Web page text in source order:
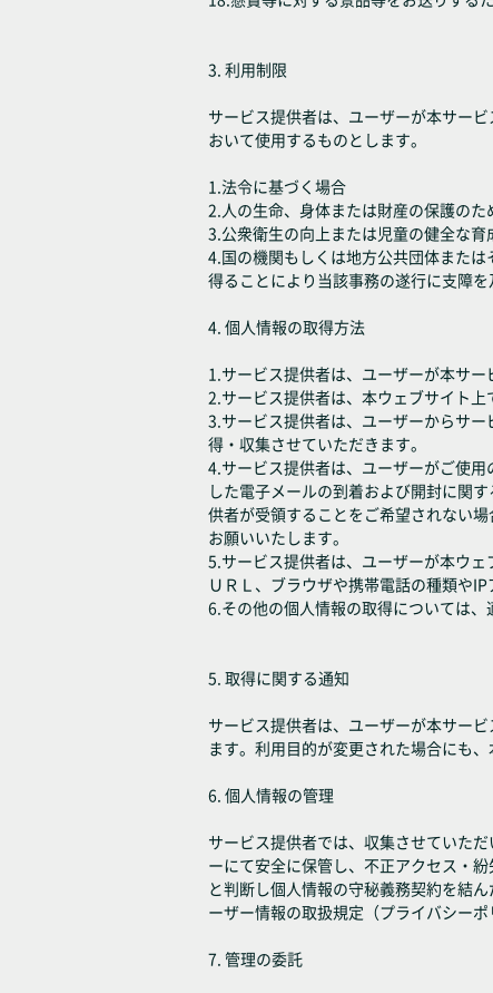
3. 利用制限
サービス提供者は、ユーザーが本サー
おいて使用するものとします。
1.法令に基づく場合
2.人の生命、身体または財産の保護の
3.公衆衛生の向上または児童の健全な
4.国の機関もしくは地方公共団体また
得ることにより当該事務の遂行に支障
4. 個人情報の取得方法
1.サービス提供者は、ユーザーが本サ
2.サービス提供者は、本ウェブサイト上
3.サービス提供者は、ユーザーからサ
得・収集させていただきます。
4.サービス提供者は、ユーザーがご使
した電子メールの到着および開封に関
供者が受領することをご希望されない
お願いいたします。
5.サービス提供者は、ユーザーが本ウ
ＵＲＬ、ブラウザや携帯電話の種類やIP
6.その他の個人情報の取得については
5. 取得に関する通知
サービス提供者は、ユーザーが本サー
ます。利用目的が変更された場合にも
6. 個人情報の管理
サービス提供者では、収集させていた
ーにて安全に保管し、不正アクセス・
と判断し個人情報の守秘義務契約を結
ーザー情報の取扱規定（プライバシーポ
7. 管理の委託